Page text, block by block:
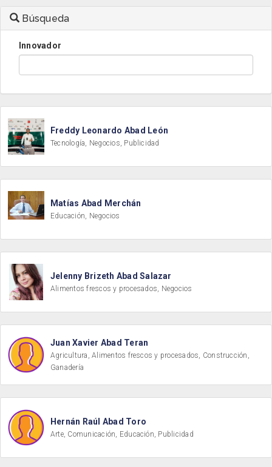
Búsqueda
Innovador
Freddy Leonardo Abad León
Tecnología, Negocios, Publicidad
Matías Abad Merchán
Educación, Negocios
Jelenny Brizeth Abad Salazar
Alimentos frescos y procesados, Negocios
Juan Xavier Abad Teran
Agricultura, Alimentos frescos y procesados, Construcción,
Ganadería
Hernán Raúl Abad Toro
Arte, Comunicación, Educación, Publicidad